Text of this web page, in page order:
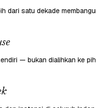
dari satu dekade
— bukan dialihkan ke